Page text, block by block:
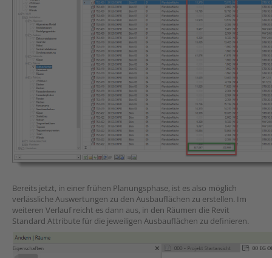
Bereits jetzt, in einer frühen Planungsphase, ist es also möglich
verlässliche Auswertungen zu den Ausbauflächen zu erstellen. Im
weiteren Verlauf reicht es dann aus, in den Räumen die Revit
Standard Attribute für die jeweiligen Ausbauflächen zu definieren.